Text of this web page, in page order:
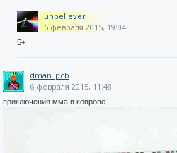
unbeliever
6 февраля 2015, 19:04
5+
dman_pcb
6 февраля 2015, 11:48
приключения мма в коврове